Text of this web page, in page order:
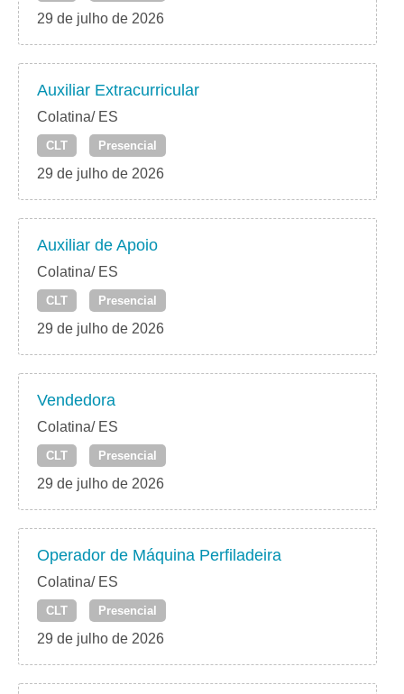
29 de julho de 2026
Auxiliar Extracurricular
Colatina/ ES
CLT Presencial
29 de julho de 2026
Auxiliar de Apoio
Colatina/ ES
CLT Presencial
29 de julho de 2026
Vendedora
Colatina/ ES
CLT Presencial
29 de julho de 2026
Operador de Máquina Perfiladeira
Colatina/ ES
CLT Presencial
29 de julho de 2026